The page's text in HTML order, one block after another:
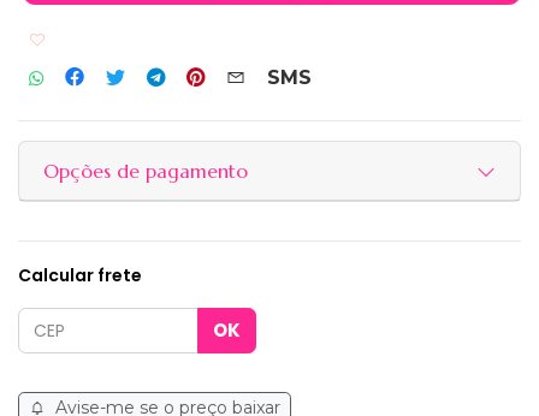
SMS
Opções de pagamento
Calcular frete
Avise-me se o preço baixar